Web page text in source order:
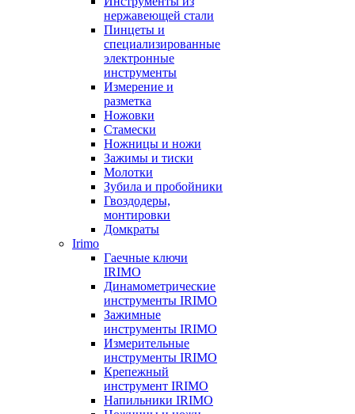
нержавеющей стали
Пинцеты и
специализированные
электронные
инструменты
Измерение и
разметка
Ножовки
Стамески
Ножницы и ножи
Зажимы и тиски
Молотки
Зубила и пробойники
Гвоздодеры,
монтировки
Домкраты
Irimo
Гаечные ключи
IRIMO
Динамометрические
инструменты IRIMO
Зажимные
инструменты IRIMO
Измерительные
инструменты IRIMO
Крепежный
инструмент IRIMO
Напильники IRIMO